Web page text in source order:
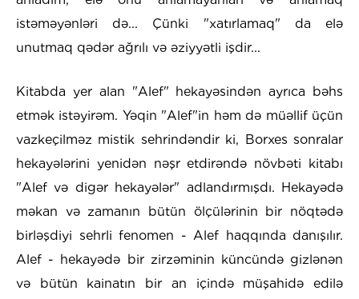
istəməyənləri də... Çünki "xatırlamaq" da elə
unutmaq qədər ağrılı və əziyyətli işdir...
Kitabda yer alan "Alef" hekayəsindən ayrıca bəhs
etmək istəyirəm. Yəqin "Alef"in həm də müəllif üçün
vazkeçilməz mistik sehrindəndir ki, Borxes sonralar
hekayələrini yenidən nəşr etdirəndə növbəti kitabı
"Alef və digər hekayələr" adlandırmışdı. Hekayədə
məkan və zamanın bütün ölçülərinin bir nöqtədə
birləşdiyi sehrli fenomen - Alef haqqında danışılır.
Alef - hekayədə bir zirzəminin küncündə gizlənən
və bütün kainatın bir an içində müşahidə edilə